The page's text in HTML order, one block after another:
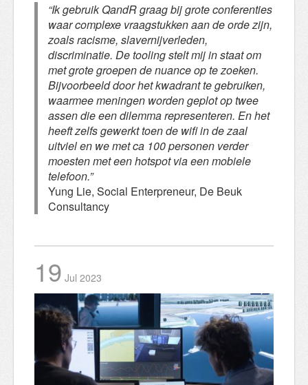
“Ik gebruik QandR graag bij grote conferenties
waar complexe vraagstukken aan de orde zijn,
zoals racisme, slavernijverleden,
discriminatie. De tooling stelt mij in staat om
met grote groepen de nuance op te zoeken.
Bijvoorbeeld door het kwadrant te gebruiken,
waarmee meningen worden geplot op twee
assen die een dilemma representeren. En het
heeft zelfs gewerkt toen de wifi in de zaal
uitviel en we met ca 100 personen verder
moesten met een hotspot via een mobiele
telefoon.”
Yung Lie, Social Enterpreneur, De Beuk
Consultancy
19 Jul 2023